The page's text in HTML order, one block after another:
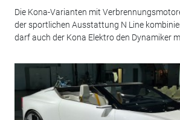
Die Kona-Varianten mit
der sportlichen Ausstattung N Line
darf auch der Kona Elektro den Dynamiker